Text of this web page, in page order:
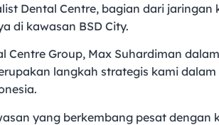
Dental Centre, bagian dari
di kawasan BSD City.
Centre Group, Max Suhardiman
langkah strategis kami
yang berkembang pesat